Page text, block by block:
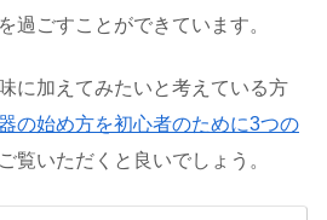
過ごすことができています。
に加えてみたいと考えている方
の始め方を初心者のために3つの
覧いただくと良いでしょう。